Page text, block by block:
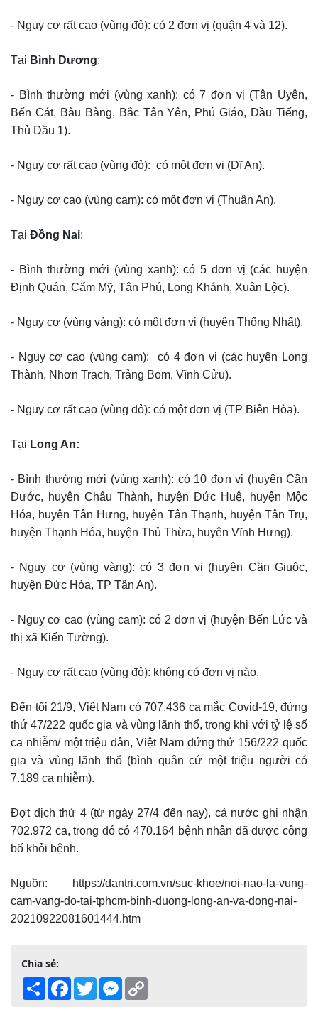
- Nguy cơ rất cao (vùng đỏ): có 2 đơn vị (quận 4 và 12).
Tại Bình Dương:
- Bình thường mới (vùng xanh): có 7 đơn vị (Tân Uyên,
Bến Cát, Bàu Bàng, Bắc Tân Yên, Phú Giáo, Dầu Tiếng,
Thủ Dầu 1).
- Nguy cơ rất cao (vùng đỏ): có một đơn vị (Dĩ An).
- Nguy cơ cao (vùng cam): có một đơn vị (Thuận An).
Tại Đồng Nai:
- Bình thường mới (vùng xanh): có 5 đơn vị (các huyện
Định Quán, Cẩm Mỹ, Tân Phú, Long Khánh, Xuân Lộc).
- Nguy cơ (vùng vàng): có một đơn vị (huyện Thống Nhất).
- Nguy cơ cao (vùng cam): có 4 đơn vị (các huyện Long
Thành, Nhơn Trạch, Trảng Bom, Vĩnh Cửu).
- Nguy cơ rất cao (vùng đỏ): có một đơn vị (TP Biên Hòa).
Tại Long An:
- Bình thường mới (vùng xanh): có 10 đơn vị (huyện Cần
Đước, huyện Châu Thành, huyện Đức Huệ, huyện Mộc
Hóa, huyện Tân Hưng, huyện Tân Thạnh, huyện Tân Trụ,
huyện Thạnh Hóa, huyện Thủ Thừa, huyện Vĩnh Hưng).
- Nguy cơ (vùng vàng): có 3 đơn vị (huyện Cần Giuộc,
huyện Đức Hòa, TP Tân An).
- Nguy cơ cao (vùng cam): có 2 đơn vị (huyện Bến Lức và
thị xã Kiến Tường).
- Nguy cơ rất cao (vùng đỏ): không có đơn vị nào.
Đến tối 21/9, Việt Nam có 707.436 ca mắc Covid-19, đứng
thứ 47/222 quốc gia và vùng lãnh thổ, trong khi với tỷ lệ số
ca nhiễm/ một triệu dân, Việt Nam đứng thứ 156/222 quốc
gia và vùng lãnh thổ (bình quân cứ một triệu người có
7.189 ca nhiễm).
Đợt dịch thứ 4 (từ ngày 27/4 đến nay), cả nước ghi nhận
702.972 ca, trong đó có 470.164 bệnh nhân đã được công
bố khỏi bệnh.
Nguồn: https://dantri.com.vn/suc-khoe/noi-nao-la-vung-
cam-vang-do-tai-tphcm-binh-duong-long-an-va-dong-nai-
20210922081601444.htm
Chia sẻ:
Share Facebook
TwitterMessenger